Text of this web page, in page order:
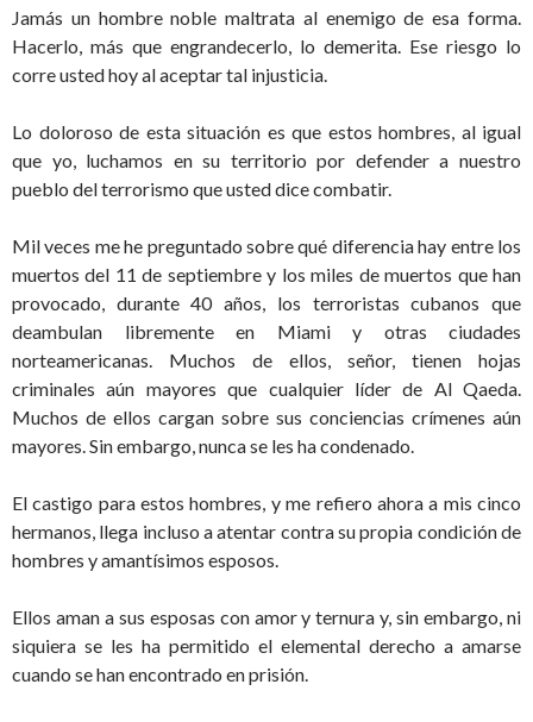
Jamás un hombre noble maltrata al enemigo de esa forma.
Hacerlo, más que engrandecerlo, lo demerita. Ese riesgo lo
corre usted hoy al aceptar tal injusticia.
Lo doloroso de esta situación es que estos hombres, al igual
que yo, luchamos en su territorio por defender a nuestro
pueblo del terrorismo que usted dice combatir.
Mil veces me he preguntado sobre qué diferencia hay entre los
muertos del 11 de septiembre y los miles de muertos que han
provocado, durante 40 años, los terroristas cubanos que
deambulan libremente en Miami y otras ciudades
norteamericanas. Muchos de ellos, señor, tienen hojas
criminales aún mayores que cualquier líder de Al Qaeda.
Muchos de ellos cargan sobre sus conciencias crímenes aún
mayores. Sin embargo, nunca se les ha condenado.
El castigo para estos hombres, y me refiero ahora a mis cinco
hermanos, llega incluso a atentar contra su propia condición de
hombres y amantísimos esposos.
Ellos aman a sus esposas con amor y ternura y, sin embargo, ni
siquiera se les ha permitido el elemental derecho a amarse
cuando se han encontrado en prisión.